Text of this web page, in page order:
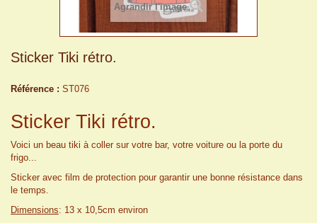
Agrandir l'image
Sticker Tiki rétro.
Référence : ST076
Sticker Tiki rétro.
Voici un beau tiki à coller sur votre bar, votre voiture ou la porte du
frigo...
Sticker avec film de protection pour garantir une bonne résistance dans
le temps.
Dimensions: 13 x 10,5cm environ